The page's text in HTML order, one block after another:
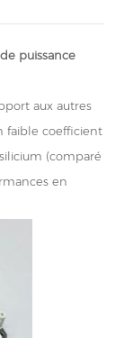
puissance
aux autres
faible coefficient
(comparé
en